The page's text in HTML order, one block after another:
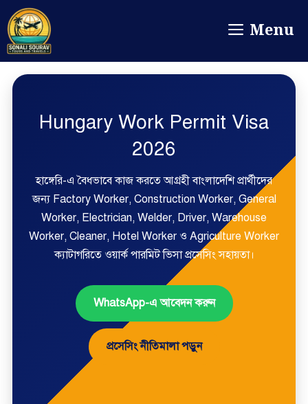
Menu
Hungary Work Permit Visa
2026
হাঙ্গেরি-এ বৈধভাবে কাজ করতে আগ্রহী বাংলাদেশি প্রার্থীদের
জন্য Factory Worker, Construction Worker, General
Worker, Electrician, Welder, Driver, Warehouse
Worker, Cleaner, Hotel Worker ও Agriculture Worker
ক্যাটাগরিতে ওয়ার্ক পারমিট ভিসা প্রসেসিং সহায়তা।
WhatsApp-এ আবেদন করুন
প্রসেসিং নীতিমালা পড়ুন